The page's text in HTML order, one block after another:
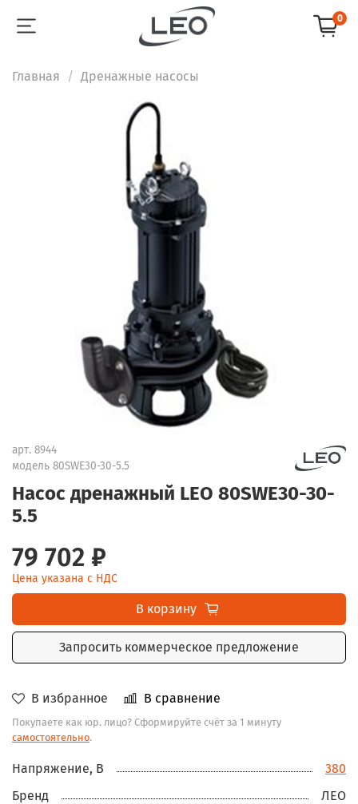
0
Главная Дренажные насосы
арт. 8944
модель 80SWE30-30-5.5
Насос дренажный LEO 80SWE30-30-
5.5
В избранное В сравнение
Покупаете как юр. лицо? Сформируйте счёт за 1 минуту
самостоятельно.
79 702 ₽
Цена указана с НДС
В корзину
Запросить коммерческое предложение
Напряжение, В
380
Бренд
ЛЕО